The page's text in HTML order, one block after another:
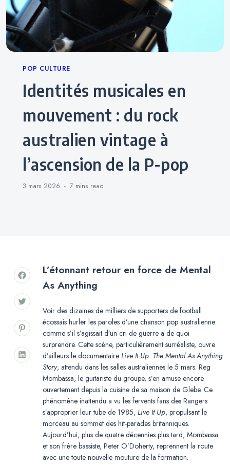
Categories
POP CULTURE
Identités musicales en
mouvement : du rock
australien vintage à
l’ascension de la P-pop
3 mars 2026 7 mins read
L’étonnant retour en force de Mental
As Anything
Voir des dizaines de milliers de supporters de football
écossais hurler les paroles d’une chanson pop australienne
comme s’il s’agissait d’un cri de guerre a de quoi
surprendre. Cette scène, particulièrement surréaliste, ouvre
d’ailleurs le documentaire Live It Up: The Mental As Anything
Story, attendu dans les salles australiennes le 5 mars. Reg
Mombassa, le guitariste du groupe, s’en amuse encore
ouvertement depuis la cuisine de sa maison de Glebe. Ce
phénomène inattendu a vu les fervents fans des Rangers
s’approprier leur tube de 1985, Live It Up, propulsant le
morceau au sommet des hit-parades britanniques.
Aujourd’hui, plus de quatre décennies plus tard, Mombassa
et son frère bassiste, Peter O’Doherty, reprennent la route
avec une toute nouvelle mouture de la formation.